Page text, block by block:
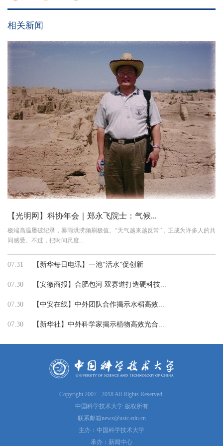
相关新闻
【光明网】科协年会｜郑永飞院士：气候...
极端高温屡破纪录，暴雨洪涝频刷极值。“天气越来越反常”，正成为许多人的共
同感受。不过，把时间尺度...
07.31 【新华每日电讯】一池“活水”促创新
07.30 【安徽商报】合肥包河 双赛道打造硬科技...
07.30 【中安在线】中外团队合作揭示水稻高效...
07.30 【新华社】中外科学家揭示植物高效光合...
Copyright 2007 - 2018 All Rights Reserved.
中国科学技术大学 版权所有
联系邮箱news@ustc.edu.cn
主办：中国科学技术大学
承办：新闻中心